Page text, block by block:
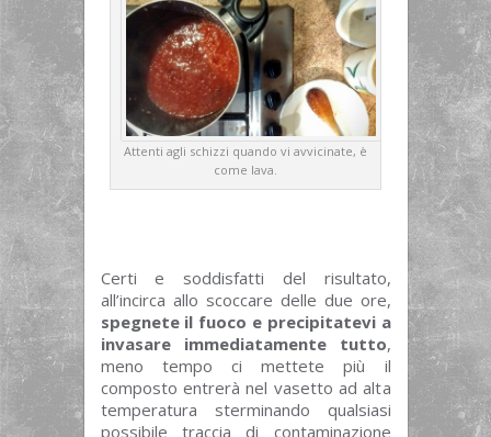
Attenti agli schizzi quando vi avvicinate, è
come lava.
Certi e soddisfatti del risultato,
all’incirca allo scoccare delle due ore,
spegnete il fuoco e precipitatevi a
invasare immediatamente tutto,
meno tempo ci mettete più il
composto entrerà nel vasetto ad alta
temperatura sterminando qualsiasi
possibile traccia di contaminazione